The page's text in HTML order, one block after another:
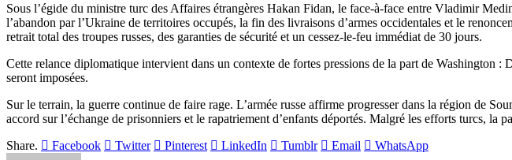
Sous l’égide du ministre turc des Affaires étrangères Hakan Fidan, le face-à-face entre Vladimir
l’abandon par l’Ukraine de territoires occupés, la fin des livraisons d’armes occidentales et le
retrait total des troupes russes, des garanties de sécurité et un cessez-le-feu immédiat de 30 jours.
Cette relance diplomatique intervient dans un contexte de fortes pressions de la part de Washington
seront imposées.
Sur le terrain, la guerre continue de faire rage. L’armée russe affirme progresser dans la région de
accord sur l’échange de prisonniers et le rapatriement d’enfants déportés. Malgré les efforts turcs, la
Share.
Facebook Twitter Pinterest LinkedIn Tumblr Email WhatsApp